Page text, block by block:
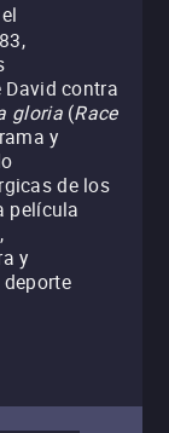
contra
gloria(Race
y
de los
película
y